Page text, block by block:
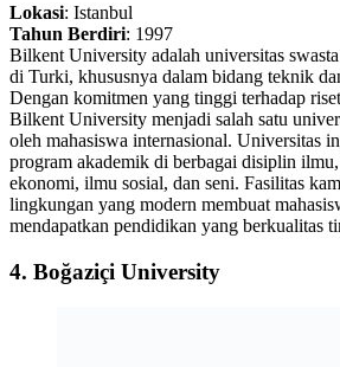
Lokasi: Istanbul
Tahun Berdiri: 1997
Bilkent University adalah universitas
di Turki, khususnya dalam bidang teknik
Dengan komitmen yang tinggi terhadap
Bilkent University menjadi salah satu
oleh mahasiswa internasional. Universitas
program akademik di berbagai disiplin
ekonomi, ilmu sosial, dan seni. Fasilitas
lingkungan yang modern membuat
mendapatkan pendidikan yang berkualitas
4. Boğaziçi University